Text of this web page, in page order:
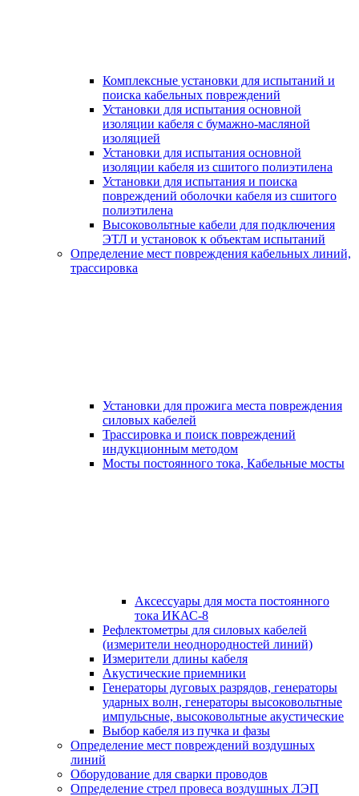
Комплексные установки для испытаний и
поиска кабельных повреждений
Установки для испытания основной
изоляции кабеля с бумажно-масляной
изоляцией
Установки для испытания основной
изоляции кабеля из сшитого полиэтилена
Установки для испытания и поиска
повреждений оболочки кабеля из сшитого
полиэтилена
Высоковольтные кабели для подключения
ЭТЛ и установок к объектам испытаний
Определение мест повреждения кабельных линий,
трассировка
Установки для прожига места повреждения
силовых кабелей
Трассировка и поиск повреждений
индукционным методом
Мосты постоянного тока, Кабельные мосты
Аксессуары для моста постоянного
тока ИКАС-8
Рефлектометры для силовых кабелей
(измерители неоднородностей линий)
Измерители длины кабеля
Акустические приемники
Генераторы дуговых разрядов, генераторы
ударных волн, генераторы высоковольтные
импульсные, высоковольтные акустические
Выбор кабеля из пучка и фазы
Определение мест повреждений воздушных
линий
Оборудование для сварки проводов
Определение стрел провеса воздушных ЛЭП